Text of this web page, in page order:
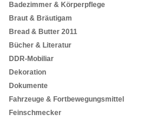
Badezimmer & Körperpflege
Braut & Bräutigam
Bread & Butter 2011
Bücher & Literatur
DDR-Mobiliar
Dekoration
Dokumente
Fahrzeuge & Fortbewegungsmittel
Feinschmecker